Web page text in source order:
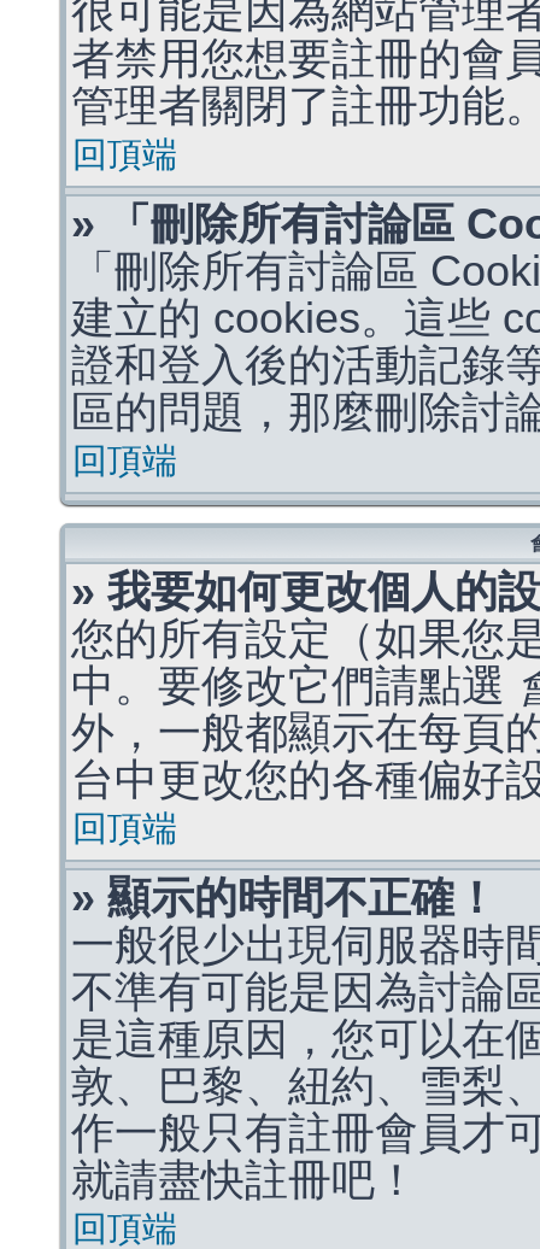
很可能是因為網站管理
者禁用您想要註冊的會
管理者關閉了註冊功能
回頂端
» 「刪除所有討論區
「刪除所有討論區
建立的 cookies。這些
證和登入後的活動記錄
區的問題，那麼刪除討
回頂端
» 我要如何更改個人的
您的所有設定（如果您
中。要修改它們請點選
外，一般都顯示在每頁
台中更改您的各種偏好
回頂端
» 顯示的時間不正確！
一般很少出現伺服器時
不準有可能是因為討論
是這種原因，您可以在
敦、巴黎、紐約、雪梨
作一般只有註冊會員才
就請盡快註冊吧！
回頂端